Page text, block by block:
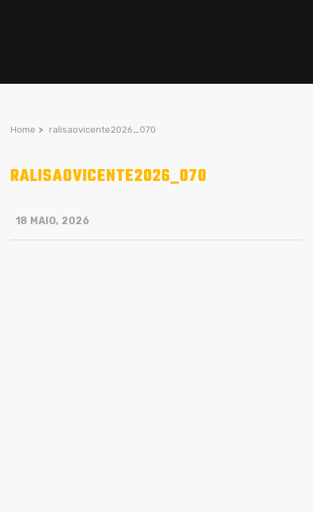
Home > ralisaovicente2026_070
RALISAOVICENTE2026_070
18 MAIO, 2026